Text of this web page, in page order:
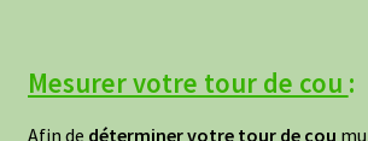
Mesurer votre tour de cou :
Afin de déterminer votre tour de cou